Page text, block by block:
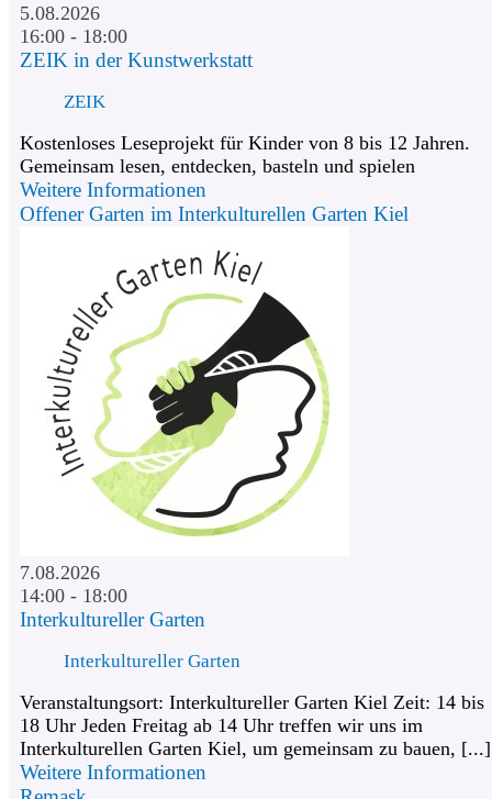
5.08.2026
16:00 - 18:00
ZEIK in der Kunstwerkstatt
ZEIK
Kostenloses Leseprojekt für Kinder von 8 bis 12 Jahren.
Gemeinsam lesen, entdecken, basteln und spielen
Weitere Informationen
Offener Garten im Interkulturellen Garten Kiel
7.08.2026
14:00 - 18:00
Interkultureller Garten
Interkultureller Garten
Veranstaltungsort: Interkultureller Garten Kiel Zeit: 14 bis
18 Uhr Jeden Freitag ab 14 Uhr treffen wir uns im
Interkulturellen Garten Kiel, um gemeinsam zu bauen, [...]
Weitere Informationen